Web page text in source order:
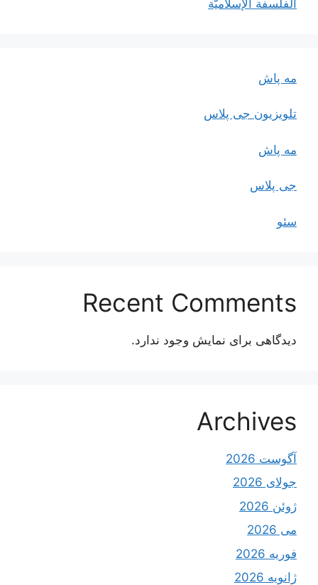
الفلسفة الإسلاميّة
مه پاش
تلویزیون جی پلاس
مه پاش
جی پلاس
سئو
Recent Comments
دیدگاهی برای نمایش وجود ندارد.
Archives
آگوست 2026
جولای 2026
ژوئن 2026
می 2026
فوریه 2026
ژانویه 2026